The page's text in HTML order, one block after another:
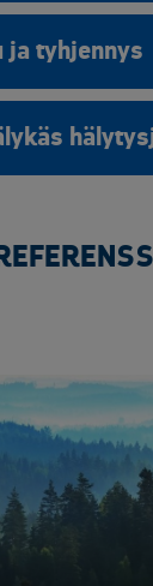
ja tyhjennys